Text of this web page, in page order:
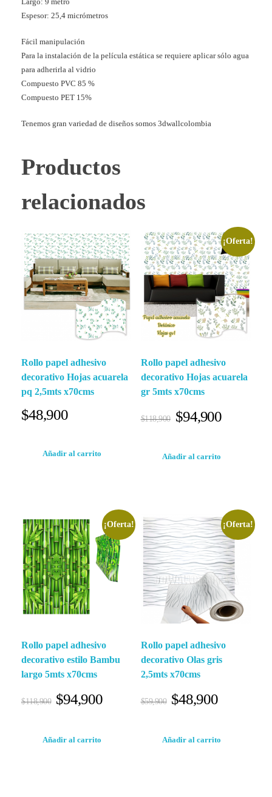
Espesor: 25,4 micrómetros
Fácil manipulación
Para la instalación de la película estática se requiere aplicar sólo agua
para adherirla al vidrio
Compuesto PVC 85 %
Compuesto PET 15%
Tenemos gran variedad de diseños somos 3dwallcolombia
Productos
relacionados
Rollo papel adhesivo
decorativo Hojas acuarela
pq 2,5mts x70cms
$48,900
Añadir al carrito
¡Oferta!
Rollo papel adhesivo
decorativo Hojas acuarela
gr 5mts x70cms
$118,900 $94,900
Añadir al carrito
¡Oferta!
Rollo papel adhesivo
decorativo estilo Bambu
largo 5mts x70cms
$118,900 $94,900
Añadir al carrito
¡Oferta!
Rollo papel adhesivo
decorativo Olas gris
2,5mts x70cms
$59,900 $48,900
Añadir al carrito